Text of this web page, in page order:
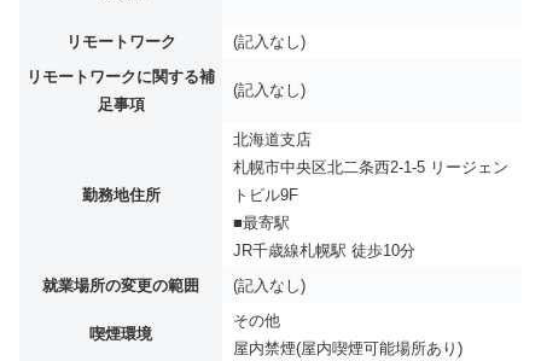
リモートワーク
(記入なし)
リモートワークに関する補
足事項
(記入なし)
勤務地住所
北海道支店
札幌市中央区北二条西2-1-5 リージェン
トビル9F
■最寄駅
JR千歳線札幌駅 徒歩10分
就業場所の変更の範囲
(記入なし)
喫煙環境
その他
屋内禁煙(屋内喫煙可能場所あり)